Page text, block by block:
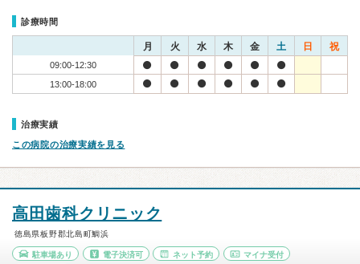
診療時間
月 火 水 木 金 土 日 祝
09:00-12:30
13:00-18:00
治療実績
この病院の治療実績を見る
高田歯科クリニック
徳島県板野郡北島町鯛浜
駐車場あり 電子決済可 ネット予約 マイナ受付